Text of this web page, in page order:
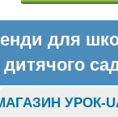
для
дитячого
УРОК-